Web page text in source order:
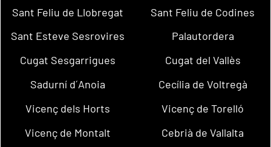
Sant Feliu de Llobregat
Sant Feliu de Codines
Sant Esteve Sesrovires
Palautordera
Cugat Sesgarrigues
Cugat del Vallès
Sadurní d´Anoia
Cecília de Voltregà
Vicenç dels Horts
Vicenç de Torelló
Vicenç de Montalt
Cebrià de Vallalta